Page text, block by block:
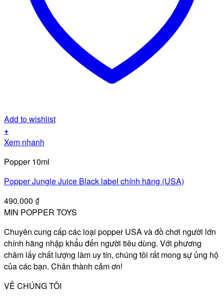
Add to wishlist
+
Xem nhanh
Popper 10ml
Popper Jungle Juice Black label chính hãng (USA)
490.000 ₫
MIN POPPER TOYS
Chuyên cung cấp các loại popper USA và đồ chơi người lớn
chính hãng nhập khẩu đến người tiêu dùng. Với phương
châm lấy chất lượng làm uy tín, chúng tôi rất mong sự ủng hộ
của các bạn. Chân thành cảm ơn!
VỀ CHÚNG TÔI